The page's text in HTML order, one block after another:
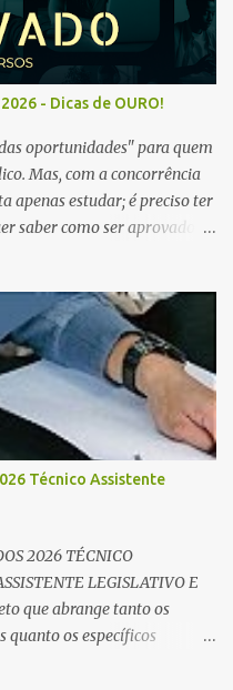
- Dicas de OURO!
oportunidades" para quem
Mas, com a concorrência
apenas estudar; é preciso ter
saber como ser aprovado
sem ler o edital. A dica
. Liste todos os tópicos e
/ Questões). Isso evita que
e garante que você
chave para o seu
Técnica Pomodoro
(Português, RLM e
Técnico Assistente
2026 TÉCNICO
LEGISLATIVO E
que abrange tanto os
quanto os específicos